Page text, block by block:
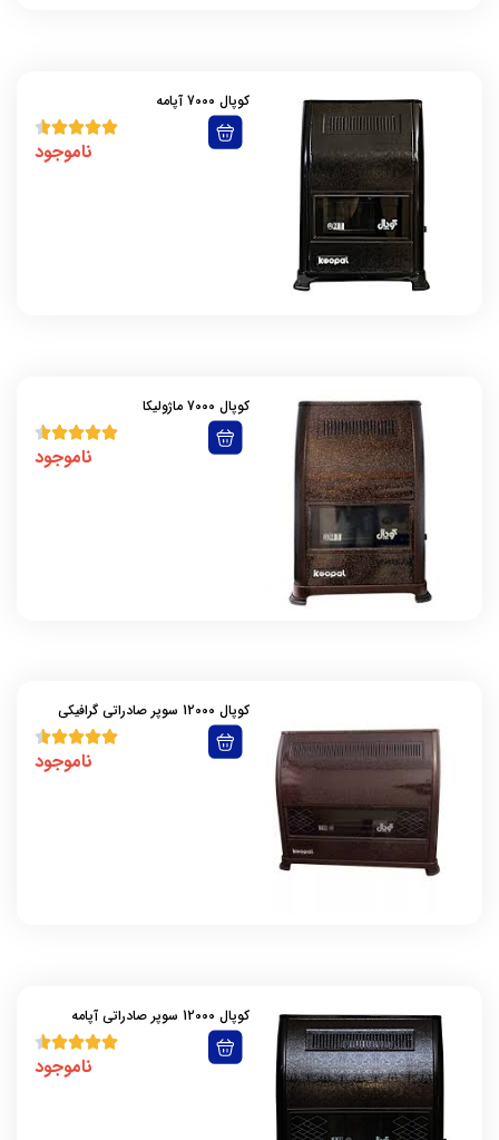
کوپال 7000 آپامه
ناموجود
کوپال 7000 ماژولیکا
ناموجود
کوپال 12000 سوپر صادراتی گرافیکی
ناموجود
کوپال 12000 سوپر صادراتی آپامه
ناموجود